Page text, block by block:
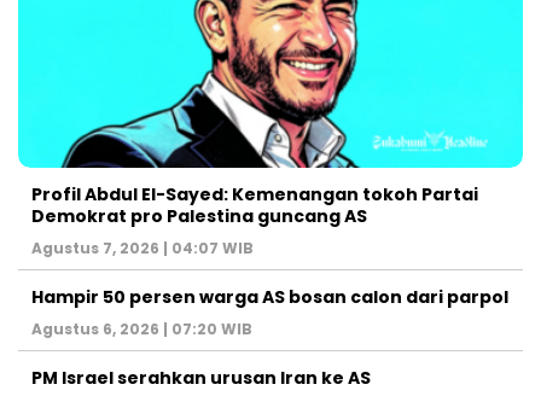
Profil Abdul El-Sayed: Kemenangan tokoh Partai
Demokrat pro Palestina guncang AS
Agustus 7, 2026 | 04:07 WIB
Hampir 50 persen warga AS bosan calon dari parpol
Agustus 6, 2026 | 07:20 WIB
PM Israel serahkan urusan Iran ke AS